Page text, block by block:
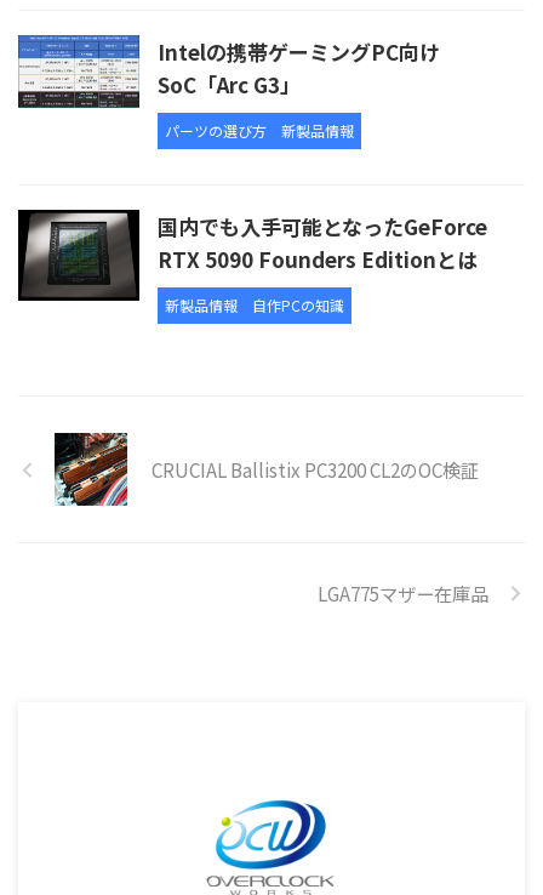
Intelの携帯ゲーミングPC向け
SoC「Arc G3」
パーツの選び方 新製品情報
国内でも入手可能となったGeForce
RTX 5090 Founders Editionとは
新製品情報 自作PCの知識
CRUCIAL Ballistix PC3200 CL2のOC検証
LGA775マザー在庫品